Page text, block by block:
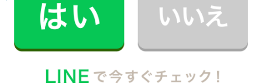
N.U.さん
20代 女性 1人暮らし
掃除をしてもらうようになって、自分も片付け